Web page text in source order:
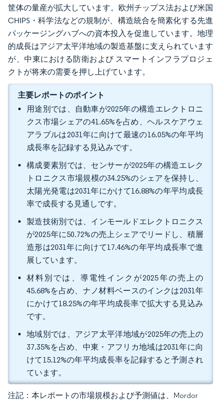
筐体の量産が拡大しています。欧州チップス法および米国
CHIPS・科学法などの規制が、構造統合を簡素化する先進
パッケージングハブへの資本投入を促進しています。地理
的成長はアジア太平洋地域の製造基盤に支えられています
が、中東における防衛および スマートインフラプロジェ
クトが将来の需要を押し上げています。
主要レポートのポイント
用途別では、自動車が2025年の構造エレクトロニ
クス市場シェアの41.65%を占め、ヘルスケアウェ
アラブルは2031年に向けて最速の16.05%の年平均
成長率を記録する見込みです。
構成要素別では、センサーが2025年の構造エレク
トロニクス市場規模の34.25%のシェアを保持し、
太陽光発電は2031年にかけて16.88%の年平均成長
率で成長する見通しです。
製造技術別では、インモールドエレクトロニクス
が2025年に50.72%の売上シェアでリードし、積層
造形は2031年に向けて17.46%の年平均成長率で進
展しています。
材料別では、導電性インクが2025年の売上の
45.68%を占め、ナノ材料ベースのインクは2031年
にかけて18.25%の年平均成長率で拡大する見込み
です。
地域別では、アジア太平洋地域が2025年の売上の
37.35%を占め、中東・アフリカ地域は2031年に向
けて15.12%の年平均成長率を記録すると予測され
ています。
注記：本レポートの市場規模および予測値は、Mordor